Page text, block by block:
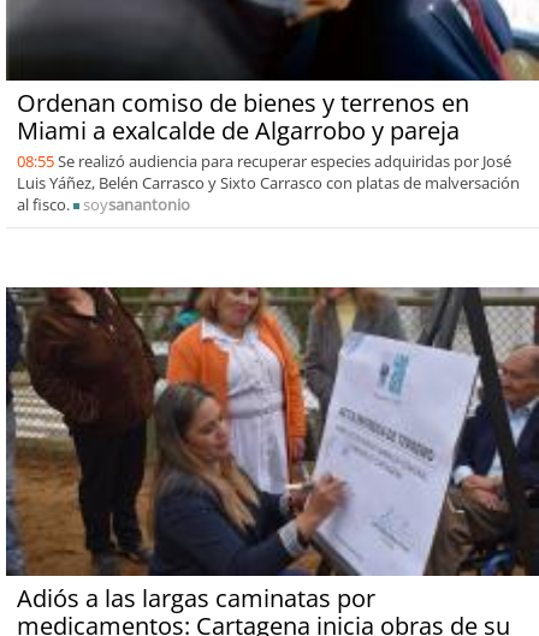
Ordenan comiso de bienes y terrenos en
Miami a exalcalde de Algarrobo y pareja
08:55Se realizó audiencia para recuperar especies adquiridas por José
Luis Yáñez, Belén Carrasco y Sixto Carrasco con platas de malversación
al fisco.
soysanantonio
Adiós a las largas caminatas por
medicamentos: Cartagena inicia obras de su